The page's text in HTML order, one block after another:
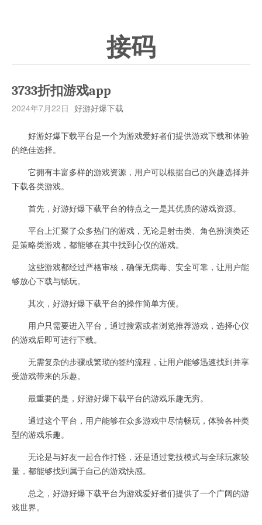
接码
3733折扣游戏app
2024年7月22日 好游好爆下载
好游好爆下载平台是一个为游戏爱好者们提供游戏下载和体验
的绝佳选择。
它拥有丰富多样的游戏资源，用户可以根据自己的兴趣选择并
下载各类游戏。
首先，好游好爆下载平台的特点之一是其优质的游戏资源。
平台上汇聚了众多热门的游戏，无论是射击类、角色扮演类还
是策略类游戏，都能够在其中找到心仪的游戏。
这些游戏都经过严格审核，确保无病毒、安全可靠，让用户能
够放心下载与畅玩。
其次，好游好爆下载平台的操作简单方便。
用户只需要进入平台，通过搜索或者浏览推荐游戏，选择心仪
的游戏后即可进行下载。
无需复杂的步骤或繁琐的签约流程，让用户能够迅速找到并享
受游戏带来的乐趣。
最重要的是，好游好爆下载平台的游戏乐趣无穷。
通过这个平台，用户能够在众多游戏中尽情畅玩，体验各种类
型的游戏乐趣。
无论是与好友一起合作打怪，还是通过竞技模式与全球玩家较
量，都能够找到属于自己的游戏快感。
总之，好游好爆下载平台为游戏爱好者们提供了一个广阔的游
戏世界。